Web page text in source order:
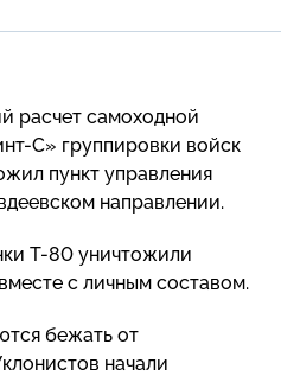
расчет самоходной
С» группировки войск
пункт управления
направлении.
Т-80 уничтожили
с личным составом.
бежать от
начали